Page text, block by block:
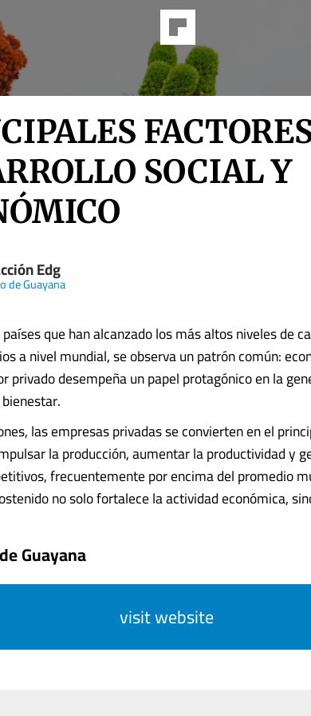
SOCIAL Y
Edg
de Guayana
que han alcanzado los más altos niveles de
a nivel mundial, se observa un patrón común:
privado desempeña un papel protagónico en la
las empresas privadas se convierten en el
la producción, aumentar la productividad y
frecuentemente por encima del promedio
no solo fortalece la actividad económica,
Guayana
visit website